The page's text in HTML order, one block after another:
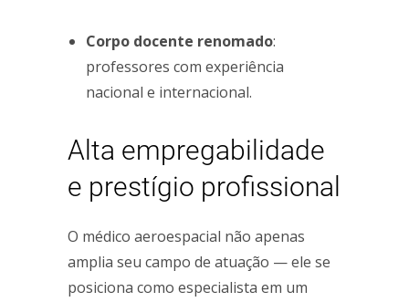
Corpo docente renomado:
professores com experiência
nacional e internacional.
Alta empregabilidade
e prestígio profissional
O médico aeroespacial não apenas
amplia seu campo de atuação — ele se
posiciona como especialista em um